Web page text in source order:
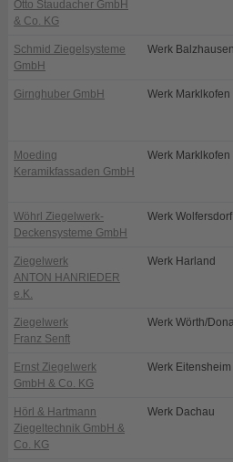
Otto Staudacher GmbH
& Co. KG
Schmid Ziegelsysteme
GmbH
Werk Balzhausen
Girnghuber GmbH Werk Marklkofen
Moeding
Keramikfassaden GmbH
Werk Marklkofen
Wöhrl Ziegelwerk-
Deckensysteme GmbH
Werk Wolfersdorf
Ziegelwerk
ANTON HANRIEDER
e.K.
Werk Harland
Ziegelwerk
Franz Senft
Werk Wörth/
Ernst Ziegelwerk
GmbH & Co. KG
Werk Eitensheim
Hörl & Hartmann
Ziegeltechnik GmbH &
Co. KG
Werk Dachau